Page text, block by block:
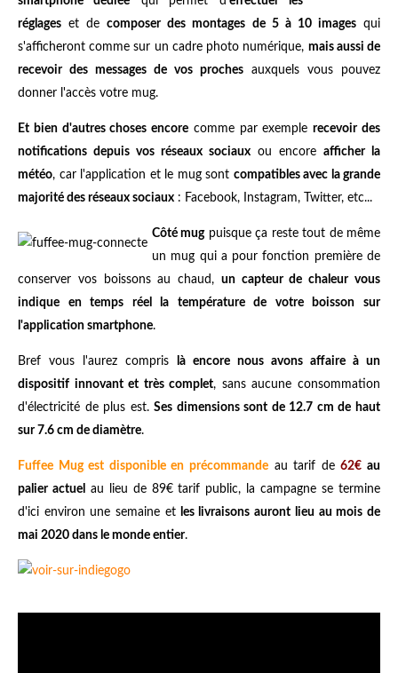
réglages et decomposer des montages de 5 à 10 imagesqui
s'afficheront comme sur un cadre photo numérique, mais aussi de
recevoir des messages de vos proches auxquels vous pouvez
donner l'accès votre mug.
Et bien d'autres choses encore comme par exemplerecevoir des
notifications depuis vos réseaux sociaux ou encore afficher la
météo, car l'application et le mug sont compatibles avec la grande
majorité des réseaux sociaux : Facebook, Instagram, Twitter, etc...
Côté mugpuisque ça reste tout de même
un mug qui a pour fonction première de
conserver vos boissons au chaud, un capteur de chaleur vous
indique en temps réel la température de votre boisson sur
l'application smartphone.
Bref vous l'aurez compris
là encore nous avons affaire à un
dispositif innovant et très complet, sans aucune consommation
d'électricité de plus est.Ses dimensions sont de 12.7 cm de haut
sur 7.6 cm de diamètre.
Fuffee Mug est disponible en précommande au tarif de62€ au
palier actuel
au lieu de 89€ tarif public, la campagne se termine
d'ici environ une semaine etles livraisons auront lieu au mois de
mai 2020 dans le monde entier.